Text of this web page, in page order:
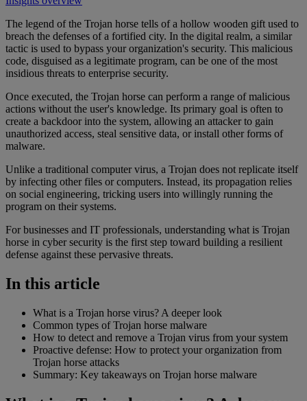
The legend of the Trojan horse tells of a hollow wooden gift used to
breach the defenses of a fortified city. In the digital realm, a similar
tactic is used to bypass your organization's security. This malicious
code, disguised as a legitimate program, can be one of the most
insidious threats to enterprise security.
Once executed, the Trojan horse can perform a range of malicious
actions without the user's knowledge. Its primary goal is often to
create a backdoor into the system, allowing an attacker to gain
unauthorized access, steal sensitive data, or install other forms of
malware.
Unlike a traditional computer virus, a Trojan does not replicate itself
by infecting other files or computers. Instead, its propagation relies
on social engineering, tricking users into willingly running the
program on their systems.
For businesses and IT professionals, understanding what is Trojan
horse in cyber security is the first step toward building a resilient
defense against these pervasive threats.
In this article
What is a Trojan horse virus? A deeper look
Common types of Trojan horse malware
How to detect and remove a Trojan virus from your system
Proactive defense: How to protect your organization from
Trojan horse attacks
Summary: Key takeaways on Trojan horse malware